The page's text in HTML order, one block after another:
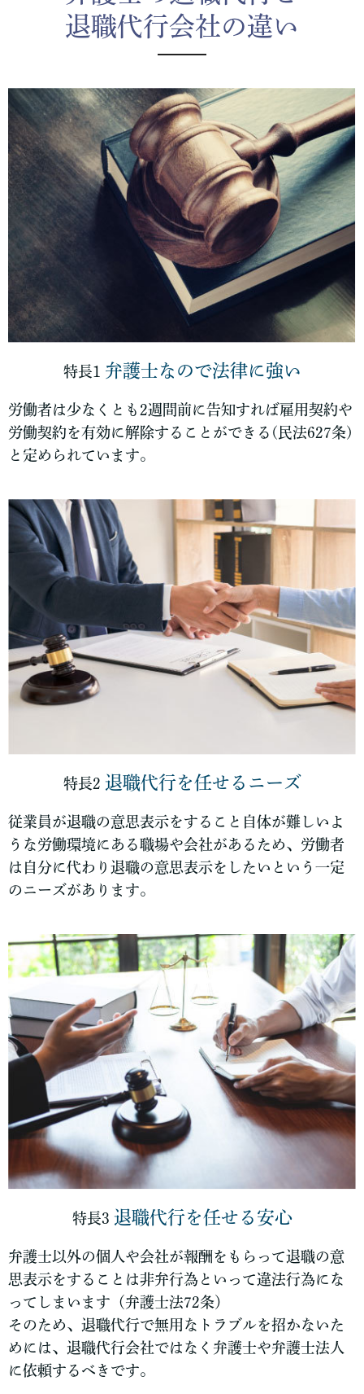
退職代行会社の違い
特長1 弁護士なので法律に強い
労働者は少なくとも2週間前に告知すれば雇用契約や
労働契約を有効に解除することができる(民法627条)
と定められています。
特長2 退職代行を任せるニーズ
従業員が退職の意思表示をすること自体が難しいよ
うな労働環境にある職場や会社があるため、労働者
は自分に代わり退職の意思表示をしたいという一定
のニーズがあります。
特長3 退職代行を任せる安心
弁護士以外の個人や会社が報酬をもらって退職の意
思表示をすることは非弁行為といって違法行為にな
ってしまいます（弁護士法72条）
そのため、退職代行で無用なトラブルを招かないた
めには、退職代行会社ではなく弁護士や弁護士法人
に依頼するべきです。